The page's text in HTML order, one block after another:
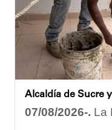
Joshua Piña
07/08/2026-. La